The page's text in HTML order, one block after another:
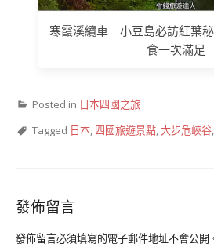
寒霞溪纜車｜小豆島必訪紅葉
食一次滿足
Posted in 日本四國之旅
Tagged 日本, 四國旅遊景點,大步危峽谷,
發佈留言
發佈留言必須填寫的電子郵件地址不會公開